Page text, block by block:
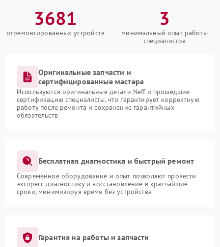
3681
отремонтированных устройств
3
минимальный опыт работы
специалистов
Оригинальные запчасти и
сертифицированные мастера
Используются оригинальные детали Neff и прошедшие
сертификацию специалисты, что гарантирует корректную
работу после ремонта и сохранение гарантийных
обязательств
Бесплатная диагностика и быстрый ремонт
Современное оборудование и опыт позволяют провести
экспресс-диагностику и восстановление в кратчайшие
сроки, минимизируя время без устройства
Гарантия на работы и запчасти